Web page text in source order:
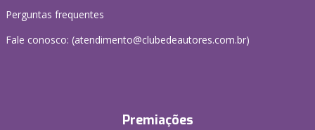
Perguntas frequentes
Fale conosco: (atendimento@clubedeautores.com.br)
Premiações